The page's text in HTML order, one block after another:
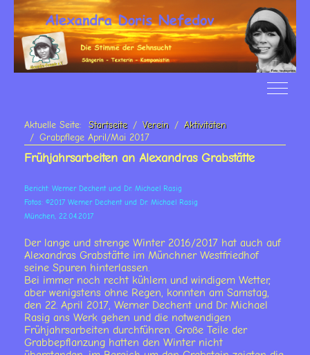
Off-
Aktuelle Seite: Startseite Verein
Aktivitäten
Grabpflege April/Mai 2017
Frühjahrsarbeiten an Alexandras Grabstätte
Bericht: Werner Dechent und Dr. Michael Rasig
Fotos: ©2017 Werner Dechent und Dr. Michael Rasig
München, 22.04.2017
Der lange und strenge Winter 2016/2017 hat auch auf
Alexandras Grabstätte im Münchner Westfriedhof
seine Spuren hinterlassen.
Bei immer noch recht kühlem und windigem Wetter,
aber wenigstens ohne Regen, konnten am Samstag,
den 22. April 2017, Werner Dechent und Dr. Michael
Rasig ans Werk gehen und die notwendigen
Frühjahrsarbeiten durchführen. Große Teile der
Grabbepflanzung hatten den Winter nicht